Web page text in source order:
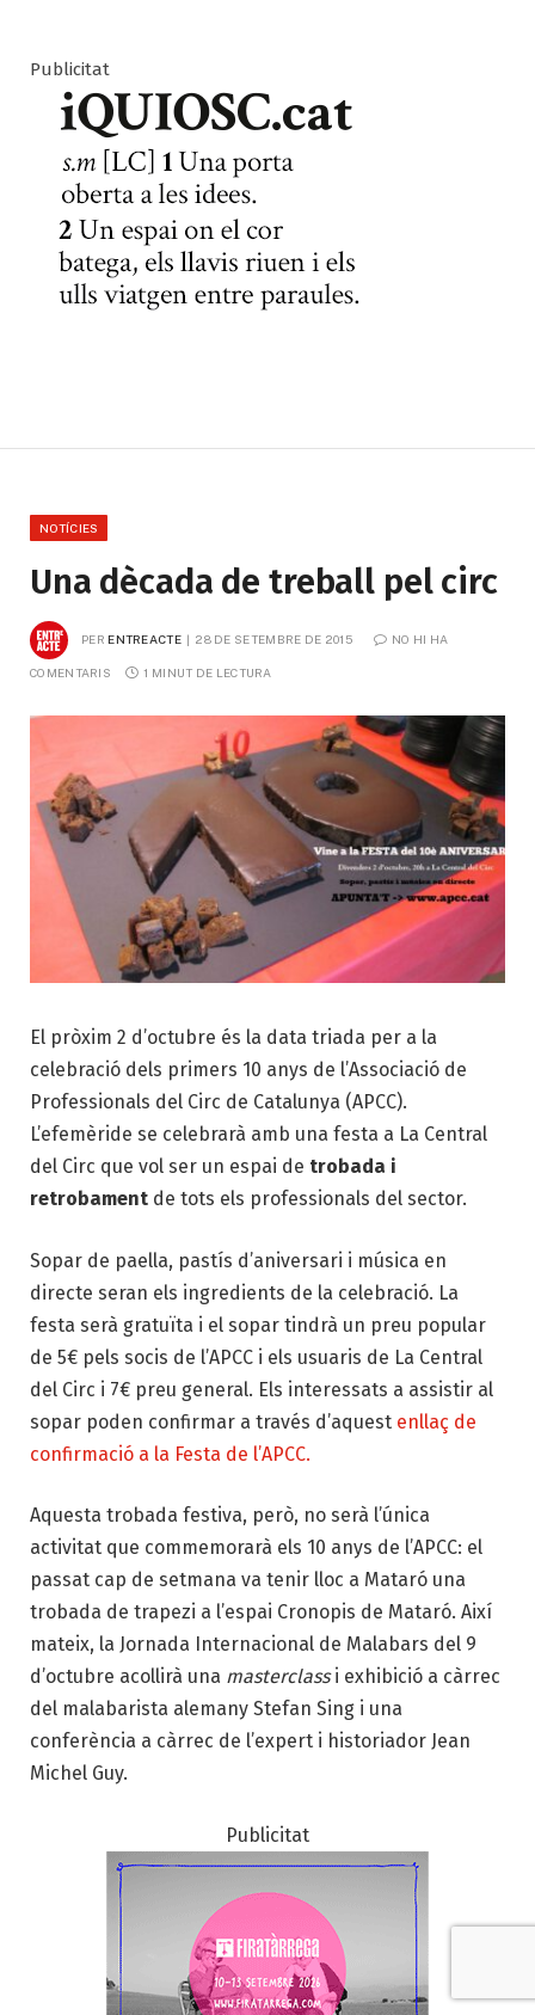
Publicitat
NOTÍCIES
Una dècada de treball pel circ
PER ENTREACTE 28 DE SETEMBRE DE 2015 NO HI HA
COMENTARIS 1 MINUT DE LECTURA
El pròxim 2 d’octubre és la data triada per a la
celebració dels primers 10 anys de l’Associació de
Professionals del Circ de Catalunya (APCC).
L’efemèride se celebrarà amb una festa a La Central
del Circ que vol ser un espai de trobada i
retrobament de tots els professionals del sector.
Sopar de paella, pastís d’aniversari i música en
directe seran els ingredients de la celebració. La
festa serà gratuïta i el sopar tindrà un preu popular
de 5€ pels socis de l’APCC i els usuaris de La Central
del Circ i 7€ preu general. Els interessats a assistir al
sopar poden confirmar a través d’aquest enllaç de
confirmació a la Festa de l’APCC.
Aquesta trobada festiva, però, no serà l’única
activitat que commemorarà els 10 anys de l’APCC: el
passat cap de setmana va tenir lloc a Mataró una
trobada de trapezi a l’espai Cronopis de Mataró. Així
mateix, la Jornada Internacional de Malabars del 9
d’octubre acollirà una masterclassi exhibició a càrrec
del malabarista alemany Stefan Sing i una
conferència a càrrec de l’expert i historiador Jean
Michel Guy.
Publicitat